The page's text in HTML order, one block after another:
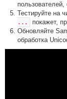
пользователей,
Тестируйте на
...
покажет,
Обновляйте
обработка